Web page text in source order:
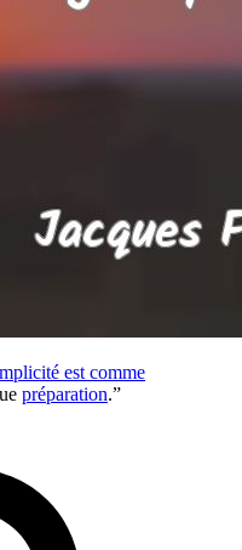
est comme
préparation.”